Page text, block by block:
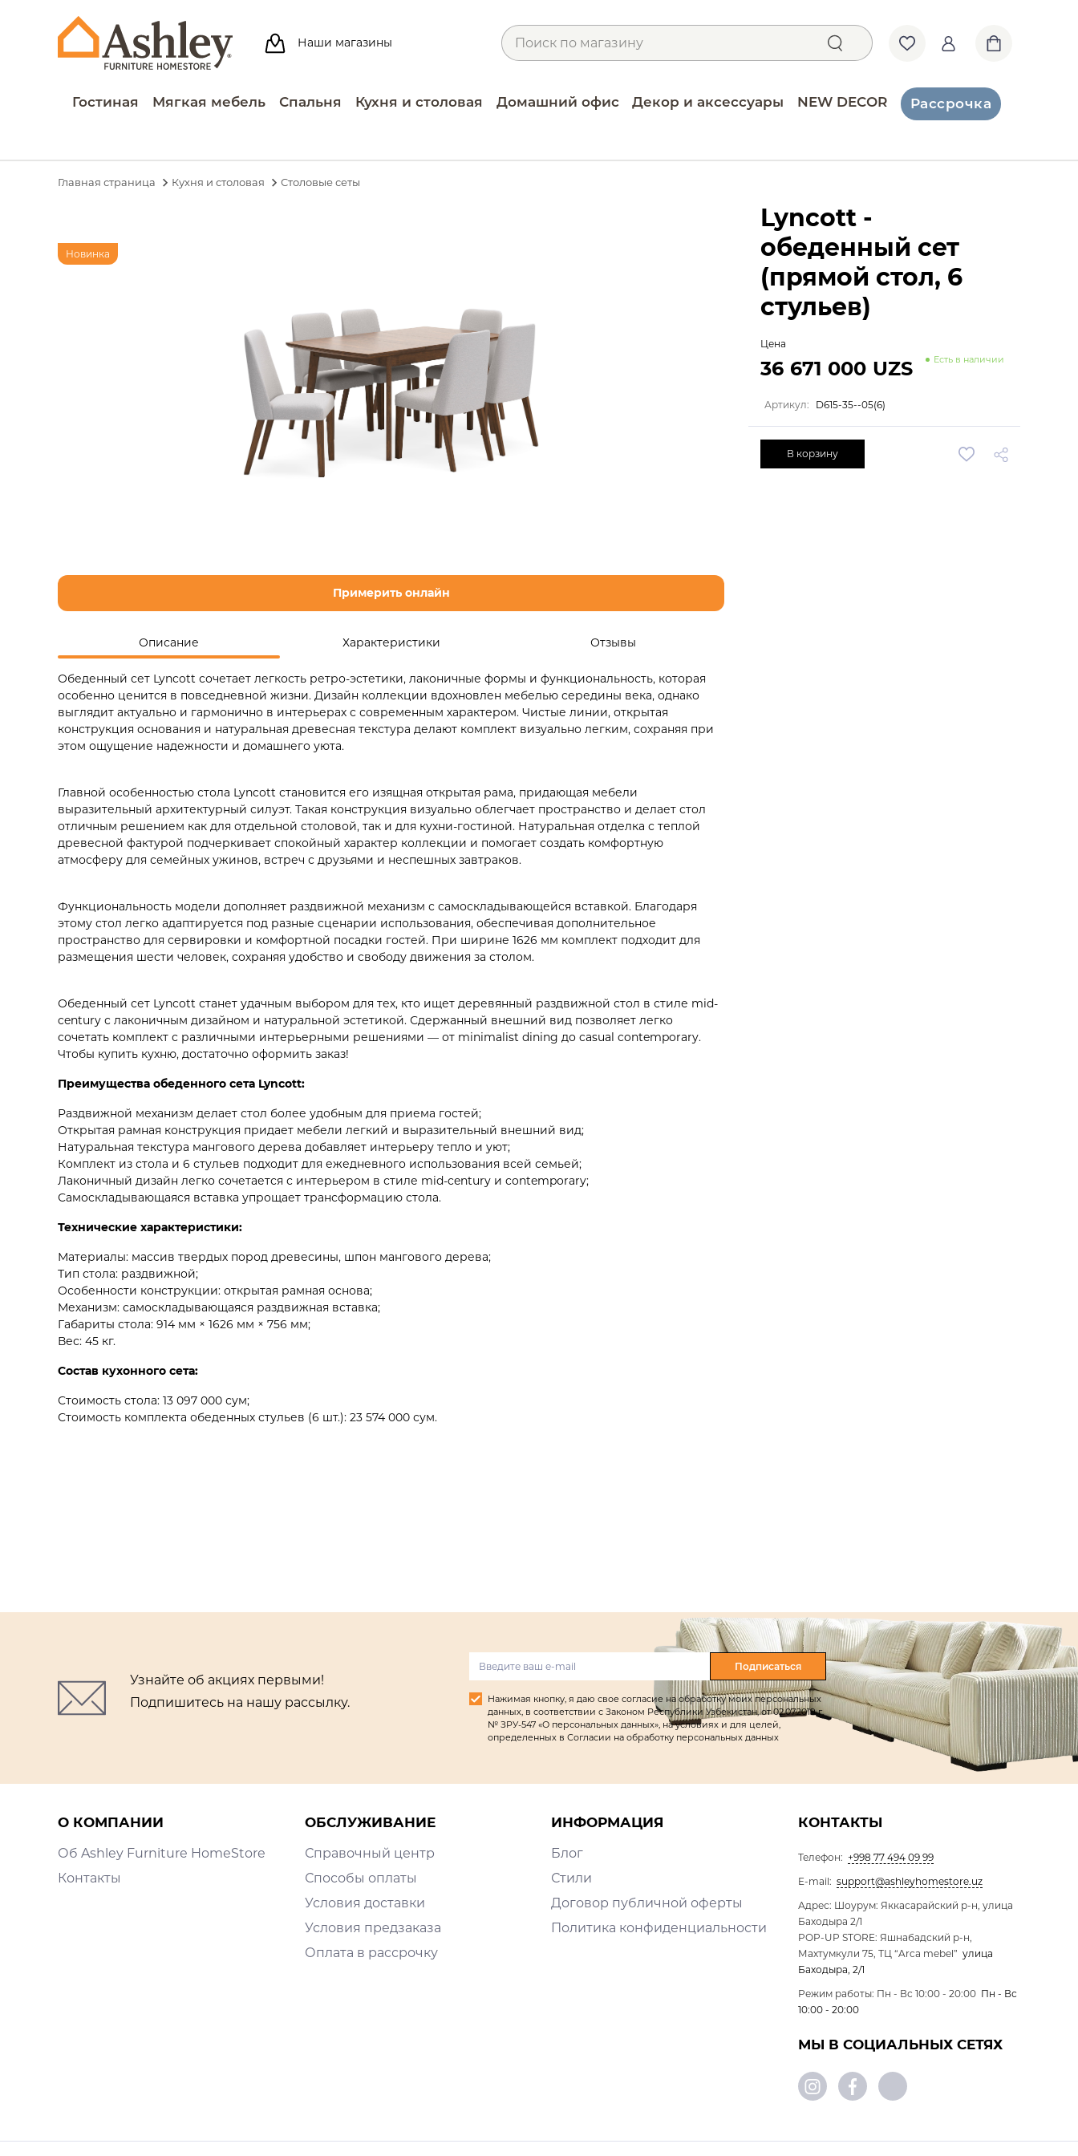
Наши магазины
Гостиная Мягкая мебель Спальня Кухня и столовая Домашний офис Декор и аксессуары NEW DECOR Рассрочка
Главная страница Кухня и столовая Столовые сеты
Новинка
Примерить онлайн
Описание Характеристики Отзывы
Обеденный сет Lyncott сочетает легкость ретро-эстетики, лаконичные формы и функциональность, которая
особенно ценится в повседневной жизни. Дизайн коллекции вдохновлен мебелью середины века, однако
выглядит актуально и гармонично в интерьерах с современным характером. Чистые линии, открытая
конструкция основания и натуральная древесная текстура делают комплект визуально легким, сохраняя при
этом ощущение надежности и домашнего уюта.
Главной особенностью стола Lyncott становится его изящная открытая рама, придающая мебели
выразительный архитектурный силуэт. Такая конструкция визуально облегчает пространство и делает стол
отличным решением как для отдельной столовой, так и для кухни-гостиной. Натуральная отделка с теплой
древесной фактурой подчеркивает спокойный характер коллекции и помогает создать комфортную
атмосферу для семейных ужинов, встреч с друзьями и неспешных завтраков.
Функциональность модели дополняет раздвижной механизм с самоскладывающейся вставкой. Благодаря
этому стол легко адаптируется под разные сценарии использования, обеспечивая дополнительное
пространство для сервировки и комфортной посадки гостей. При ширине 1626 мм комплект подходит для
размещения шести человек, сохраняя удобство и свободу движения за столом.
Обеденный сет Lyncott станет удачным выбором для тех, кто ищет деревянный раздвижной стол в стиле mid-
century с лаконичным дизайном и натуральной эстетикой. Сдержанный внешний вид позволяет легко
сочетать комплект с различными интерьерными решениями — от minimalist dining до casual contemporary.
Чтобы купить кухню, достаточно оформить заказ!
Преимущества обеденного сета Lyncott:
Раздвижной механизм делает стол более удобным для приема гостей;
Открытая рамная конструкция придает мебели легкий и выразительный внешний вид;
Натуральная текстура мангового дерева добавляет интерьеру тепло и уют;
Комплект из стола и 6 стульев подходит для ежедневного использования всей семьей;
Лаконичный дизайн легко сочетается с интерьером в стиле mid-century и contemporary;
Самоскладывающаяся вставка упрощает трансформацию стола.
Технические характеристики:
Материалы: массив твердых пород древесины, шпон мангового дерева;
Тип стола: раздвижной;
Особенности конструкции: открытая рамная основа;
Механизм: самоскладывающаяся раздвижная вставка;
Габариты стола: 914 мм × 1626 мм × 756 мм;
Вес: 45 кг.
Состав кухонного сета:
Стоимость стола: 13 097 000 сум;
Стоимость комплекта обеденных стульев (6 шт.): 23 574 000 сум.
Lyncott -
обеденный сет
(прямой стол, 6
стульев)
Цена
Есть в наличии
36 671 000 UZS
Артикул: D615-35--05(6)
В корзину
Узнайте об акциях первыми!
Подпишитесь на нашу рассылку.
Подписаться
Нажимая кнопку, я даю свое согласие на обработку моих персональных
данных, в соответствии с Законом Республики Узбекистан, от 02.07.2019 г.
№ ЗРУ-547 «О персональных данных», на условиях и для целей,
определенных в Согласии на обработку персональных данных
О КОМПАНИИ
Об Ashley Furniture HomeStore
Контакты
ОБСЛУЖИВАНИЕ
Справочный центр
Способы оплаты
Условия доставки
Условия предзаказа
Оплата в рассрочку
ИНФОРМАЦИЯ
Блог
Стили
Договор публичной оферты
Политика конфиденциальности
КОНТАКТЫ
Телефон: +998 77 494 09 99
E-mail: support@ashleyhomestore.uz
Адрес: Шоурум: Яккасарайский р-н, улица
Баходыра 2/1
POP-UP STORE: Яшнабадский р-н,
Махтумкули 75, ТЦ “Arca mebel” улица
Баходыра, 2/1
Режим работы: Пн - Вс 10:00 - 20:00 Пн - Вс
10:00 - 20:00
МЫ В СОЦИАЛЬНЫХ СЕТЯХ